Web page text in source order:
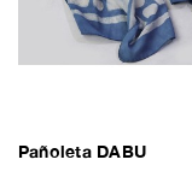
Pañoleta DABU